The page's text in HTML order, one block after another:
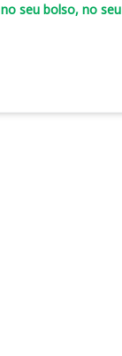
no seu bolso, no seu